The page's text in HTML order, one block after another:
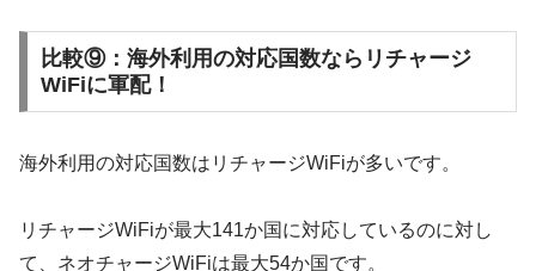
比較⑨：海外利用の対応国数ならリチャージ
WiFiに軍配！
海外利用の対応国数はリチャージWiFiが多いです。
リチャージWiFiが最大141か国に対応しているのに対し
て、ネオチャージWiFiは最大54か国です。